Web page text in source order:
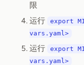
限
运行
export
vars.yaml>
运行
export
vars.yaml>